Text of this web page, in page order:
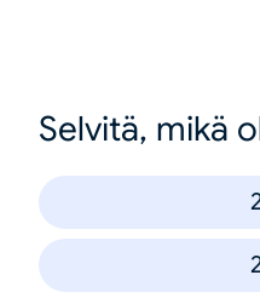
Selvitä, mikä